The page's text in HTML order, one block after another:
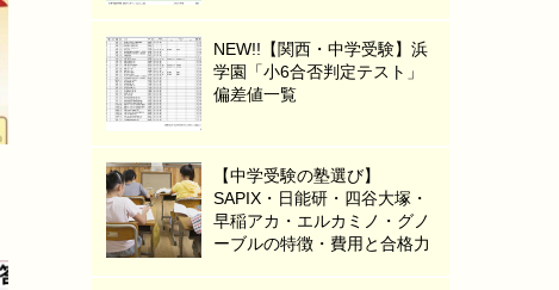
NEW!!【関西・中学受験】浜
学園「小6合否判定テスト」
偏差値一覧
【中学受験の塾選び】
SAPIX・日能研・四谷大塚・
早稲アカ・エルカミノ・グノ
ーブルの特徴・費用と合格力